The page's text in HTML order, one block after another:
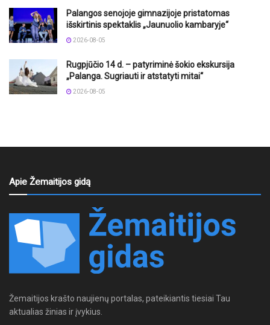
Palangos senojoje gimnazijoje pristatomas
išskirtinis spektaklis „Jaunuolio kambaryje“
2026-08-05
Rugpjūčio 14 d. – patyriminė šokio ekskursija
„Palanga. Sugriauti ir atstatyti mitai“
2026-08-05
Apie Žemaitijos gidą
Žemaitijos krašto naujienų portalas, pateikiantis tiesiai Tau
aktualias žinias ir įvykius.